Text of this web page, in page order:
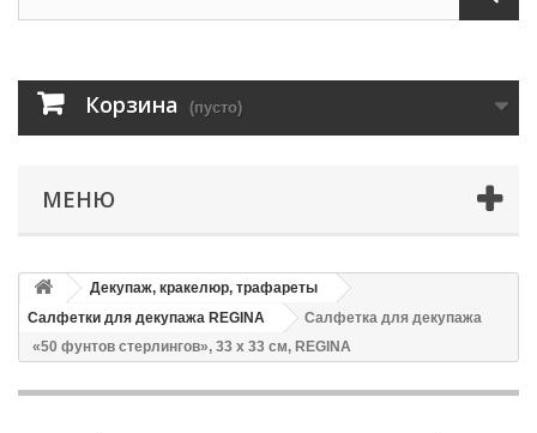
Корзина (пусто)
МЕНЮ
Декупаж, кракелюр, трафареты
Салфетки для декупажа REGINA
Салфетка для декупажа
«50 фунтов стерлингов», 33 x 33 см, REGINA